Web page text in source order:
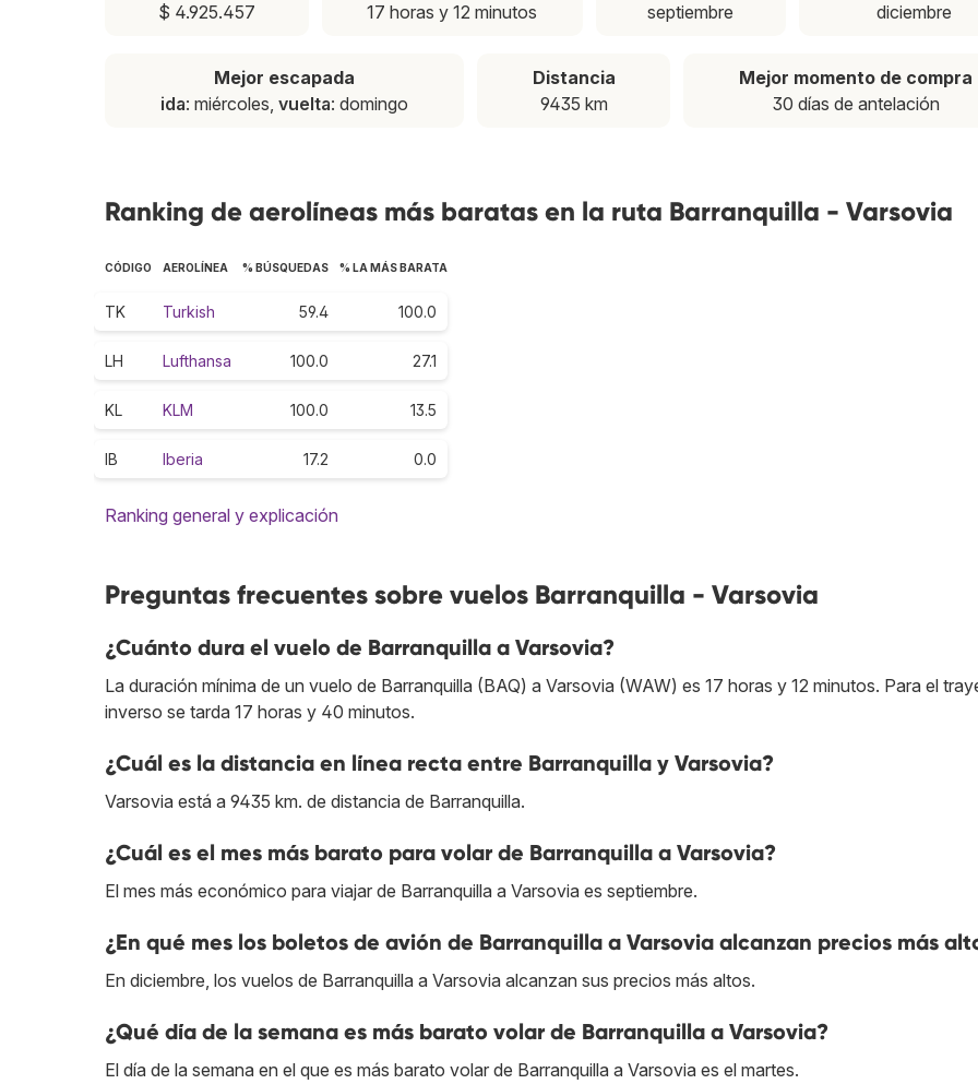
$ 4.925.457
17 horas y 12 minutos
septiembre
diciembre
Mejor escapada
ida: miércoles, vuelta: domingo
Distancia
9435 km
Mejor momento de compra
30 días de antelación
Ranking de aerolíneas más baratas en la ruta Barranquilla - Varsovia
CÓDIGO AEROLÍNEA % BÚSQUEDAS % LA MÁS BARATA
TK Turkish 59.4 100.0
LH Lufthansa 100.0 27.1
KL KLM 100.0 13.5
IB Iberia 17.2 0.0
Ranking general y explicación
Preguntas frecuentes sobre vuelos Barranquilla - Varsovia
¿Cuánto dura el vuelo de Barranquilla a Varsovia?
La duración mínima de un vuelo de Barranquilla (BAQ) a Varsovia (WAW) es 17 horas y 12 minutos. Para el
inverso se tarda 17 horas y 40 minutos.
¿Cuál es la distancia en línea recta entre Barranquilla y Varsovia?
Varsovia está a 9435 km. de distancia de Barranquilla.
¿Cuál es el mes más barato para volar de Barranquilla a Varsovia?
El mes más económico para viajar de Barranquilla a Varsovia es septiembre.
¿En qué mes los boletos de avión de Barranquilla a Varsovia alcanzan precios más
En diciembre, los vuelos de Barranquilla a Varsovia alcanzan sus precios más altos.
¿Qué día de la semana es más barato volar de Barranquilla a Varsovia?
El día de la semana en el que es más barato volar de Barranquilla a Varsovia es el martes.